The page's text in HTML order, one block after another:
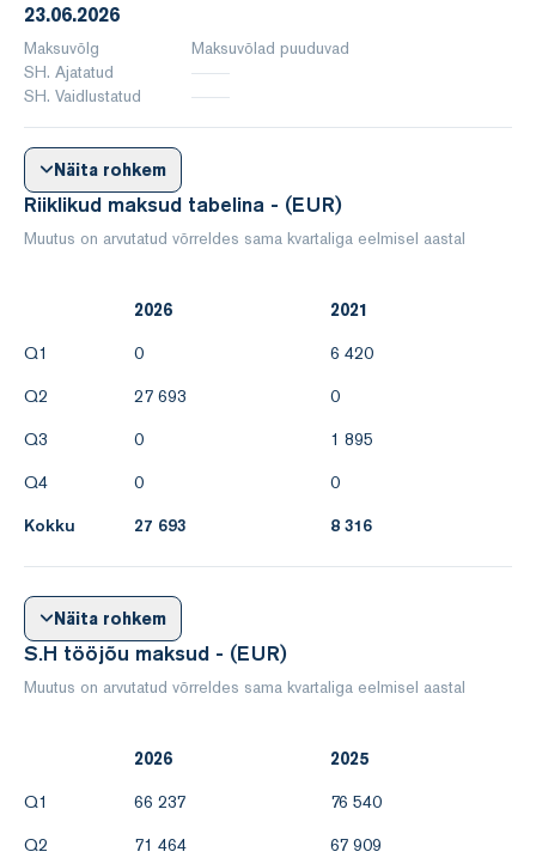
23.06.2026
Maksuvõlg
Maksuvõlad puuduvad
SH. Ajatatud
SH. Vaidlustatud
Näita rohkem
Riiklikud maksud tabelina - (EUR)
Muutus on arvutatud võrreldes sama kvartaliga eelmisel aastal
2026
2021
Q1
0
6 420
Q2
27 693
0
Q3
0
1 895
Q4
0
0
Kokku
27 693 8 316
Näita rohkem
S.H tööjõu maksud - (EUR)
Muutus on arvutatud võrreldes sama kvartaliga eelmisel aastal
2026
2025
Q1
66 237
76 540
Q2
71 464
67 909